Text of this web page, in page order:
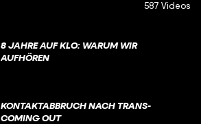
587 Videos
8 JAHRE AUF KLO: WARUM WIR
AUFHÖREN
KONTAKTABBRUCH NACH TRANS-
COMING OUT